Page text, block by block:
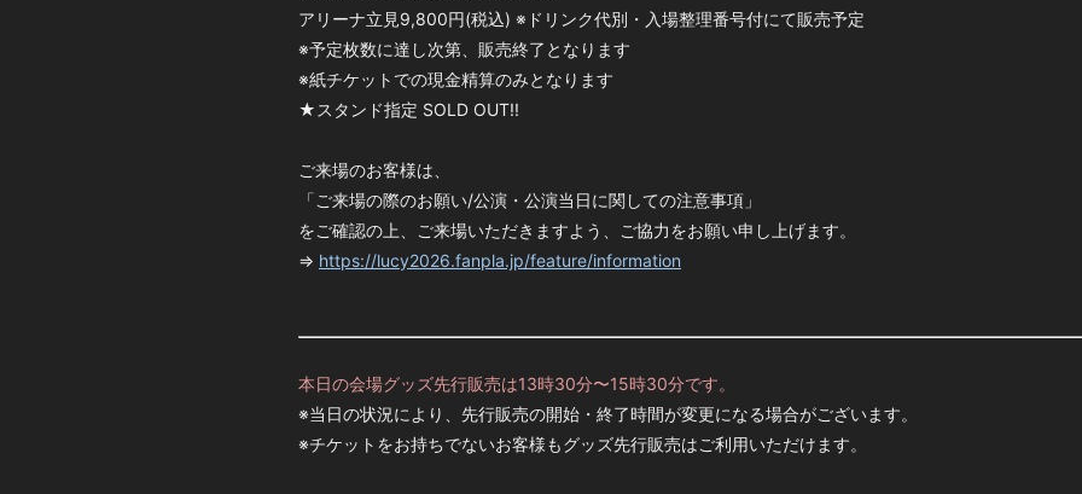
アリーナ立見9,800円(税込) ※ドリンク代別・入場整理番号付にて販売予定
※予定枚数に達し次第、販売終了となります
※紙チケットでの現金精算のみとなります
★スタンド指定 SOLD OUT!!
ご来場のお客様は、
「ご来場の際のお願い/公演・公演当日に関しての注意事項」
をご確認の上、ご来場いただきますよう、ご協力をお願い申し上げます。
⇒ https://lucy2026.fanpla.jp/feature/information
本日の会場グッズ先行販売は13時30分〜15時30分です。
※当日の状況により、先行販売の開始・終了時間が変更になる場合がございます。
※チケットをお持ちでないお客様もグッズ先行販売はご利用いただけます。